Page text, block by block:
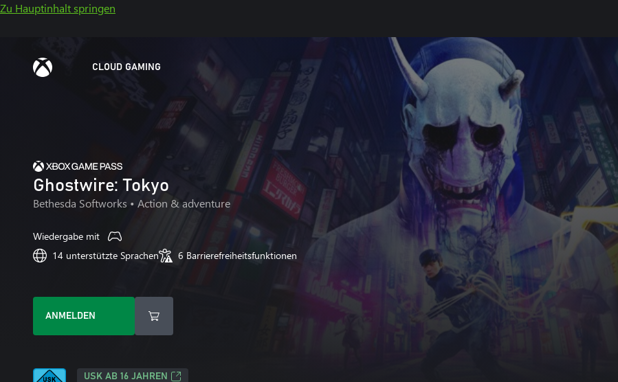
Zu Hauptinhalt springen
CLOUD GAMING
Ghostwire: Tokyo
Bethesda Softworks • Action & adventure
Wiedergabe mit
14 unterstützte Sprachen
6 Barrierefreiheitsfunktionen
ANMELDEN
USK AB 16 JAHREN